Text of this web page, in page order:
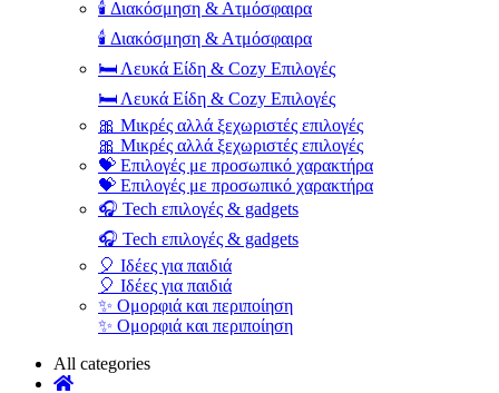
🕯️ Διακόσμηση & Ατμόσφαιρα
🕯️ Διακόσμηση & Ατμόσφαιρα
🛏️ Λευκά Είδη & Cozy Επιλογές
🛏️ Λευκά Είδη & Cozy Επιλογές
🎀 Μικρές αλλά ξεχωριστές επιλογές
🎀 Μικρές αλλά ξεχωριστές επιλογές
💝 Επιλογές με προσωπικό χαρακτήρα
💝 Επιλογές με προσωπικό χαρακτήρα
🎧 Tech επιλογές & gadgets
🎧 Tech επιλογές & gadgets
🎈 Ιδέες για παιδιά
🎈 Ιδέες για παιδιά
✨ Ομορφιά και περιποίηση
✨ Ομορφιά και περιποίηση
All categories